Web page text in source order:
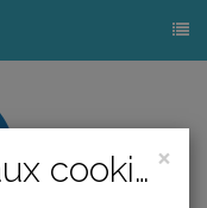
×
Politique relative aux cookies